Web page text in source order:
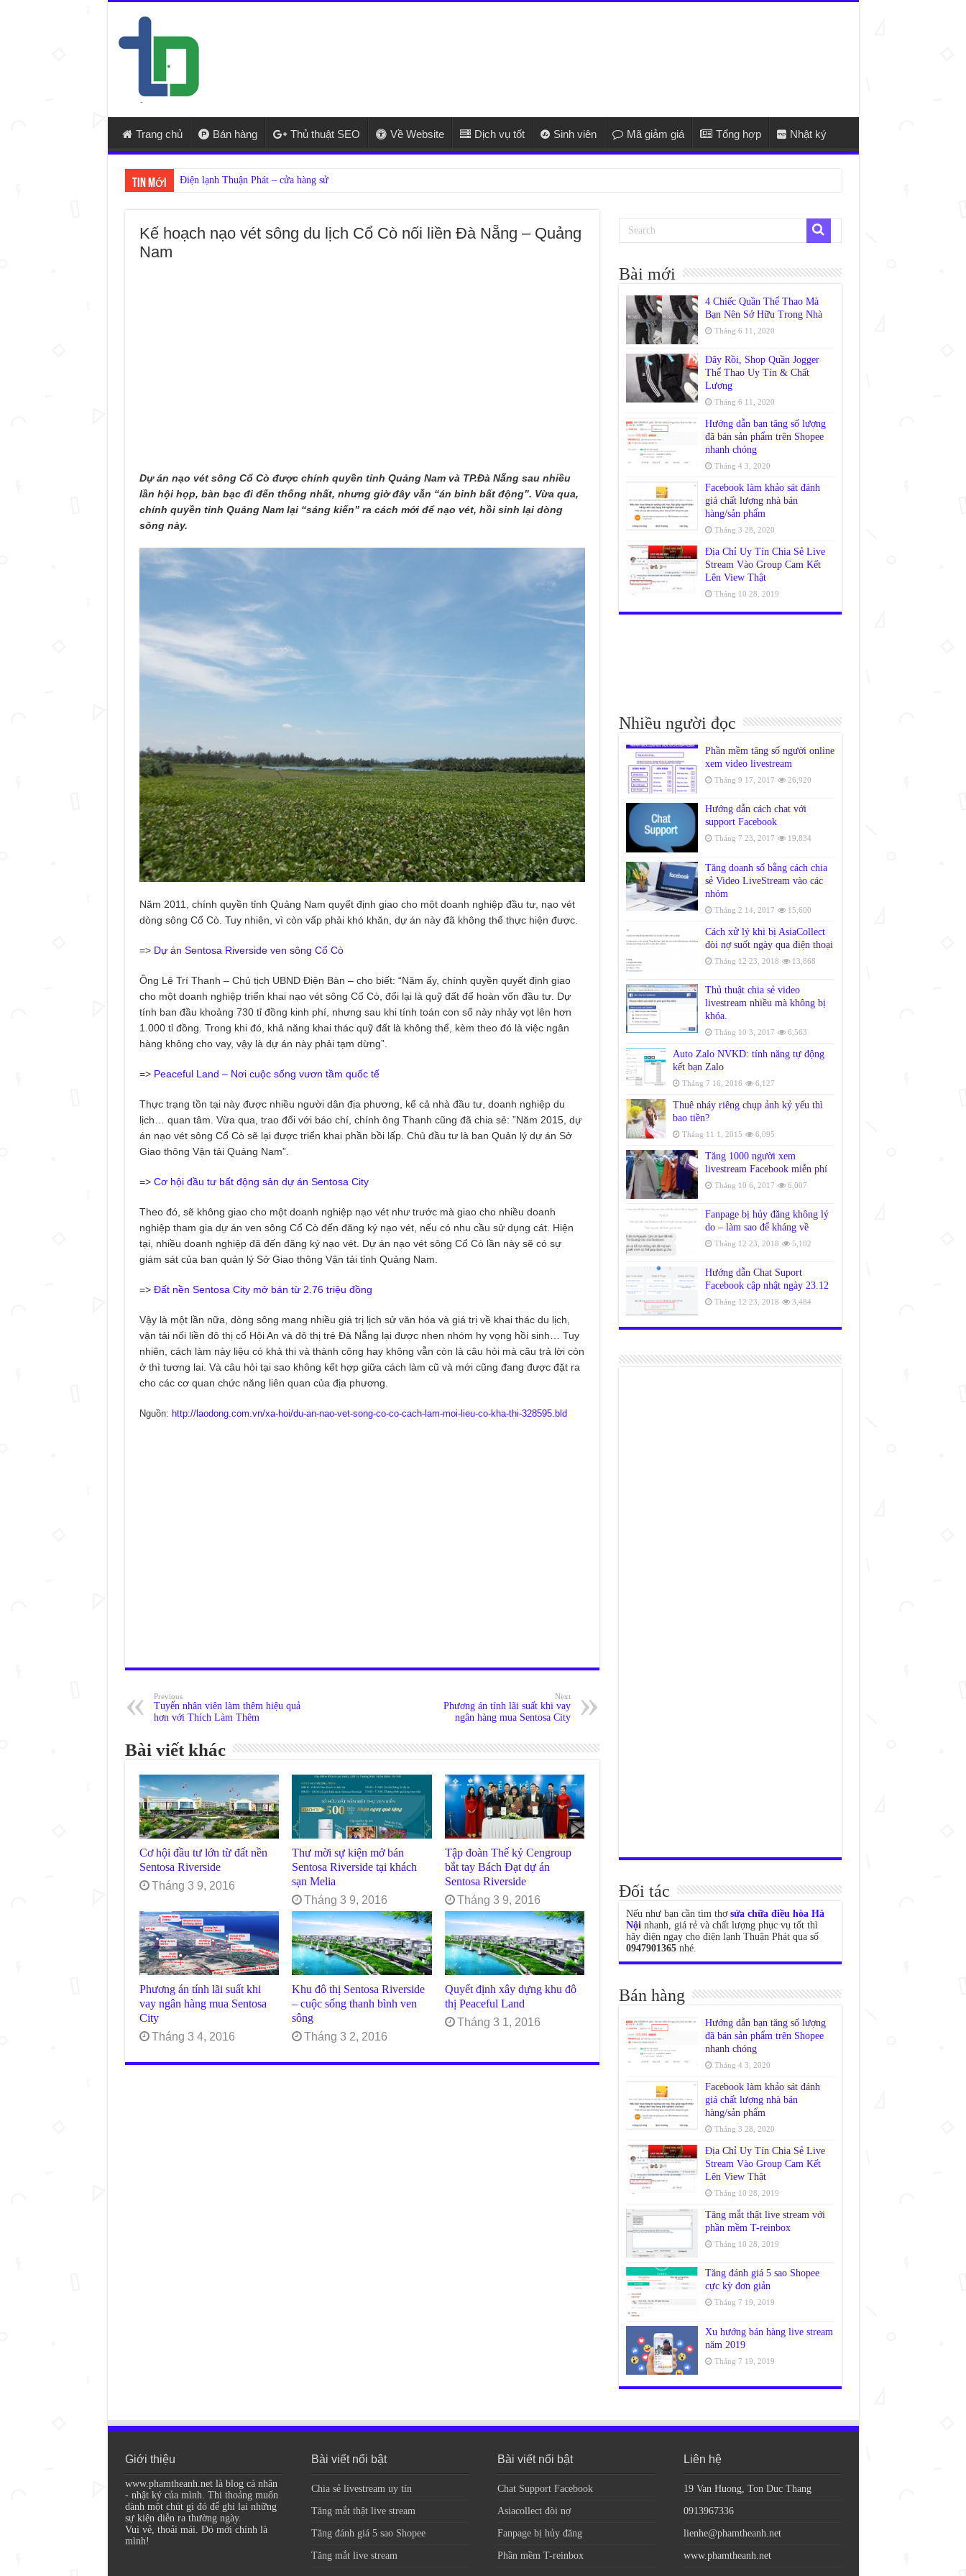
Trang chủ Bán hàng Thủ thuật SEO Về Website Dịch vụ tốt Sinh viên Mã giảm giá Tổng hợp Nhật ký
Tin mới
Kế hoạch nạo vét sông du lịch Cổ Cò nối liền Đà Nẵng – Quảng
Nam
Dự án nạo vét sông Cổ Cò được chính quyền tỉnh Quảng Nam và TP.Đà Nẵng sau nhiều
lần hội họp, bàn bạc đi đến thống nhất, nhưng giờ đây vẫn “án binh bất động”. Vừa qua,
chính quyền tỉnh Quảng Nam lại “sáng kiến” ra cách mới để nạo vét, hồi sinh lại dòng
sông này.
Năm 2011, chính quyền tỉnh Quảng Nam quyết định giao cho một doanh nghiệp đầu tư, nạo vét
dòng sông Cổ Cò. Tuy nhiên, vì còn vấp phải khó khăn, dự án này đã không thể thực hiện được.
=> Dự án Sentosa Riverside ven sông Cổ Cò
Ông Lê Trí Thanh – Chủ tịch UBND Điện Bàn – cho biết: “Năm ấy, chính quyền quyết định giao
cho một doanh nghiệp triển khai nạo vét sông Cổ Cò, đổi lại là quỹ đất để hoàn vốn đầu tư. Dự
tính ban đầu khoảng 730 tỉ đồng kinh phí, nhưng sau khi tính toán con số này nhảy vọt lên hơn
1.000 tỉ đồng. Trong khi đó, khả năng khai thác quỹ đất là không thể, kèm theo đó là việc ngân
hàng không cho vay, vậy là dự án này phải tạm dừng”.
=> Peaceful Land – Nơi cuộc sống vươn tầm quốc tế
Thực trạng tồn tại này được nhiều người dân địa phương, kể cả nhà đầu tư, doanh nghiệp du
lịch… quan tâm. Vừa qua, trao đổi với báo chí, chính ông Thanh cũng đã chia sẻ: ”Năm 2015, dự
án nạo vét sông Cổ Cò sẽ lại được triển khai phần bồi lấp. Chủ đầu tư là ban Quản lý dự án Sở
Giao thông Vận tải Quảng Nam”.
=> Cơ hội đầu tư bất động sản dự án Sentosa City
Theo đó, sẽ không giao cho một doanh nghiệp nạo vét như trước mà giao cho nhiều doanh
nghiệp tham gia dự án ven sông Cổ Cò đến đăng ký nạo vét, nếu có nhu cầu sử dụng cát. Hiện
tại, nhiều doanh nghiệp đã đến đăng ký nạo vét. Dự án nạo vét sông Cổ Cò lần này sẽ có sự
giám sát của ban quản lý Sở Giao thông Vận tải tỉnh Quảng Nam.
=> Đất nền Sentosa City mở bán từ 2.76 triệu đồng
Vậy là một lần nữa, dòng sông mang nhiều giá trị lịch sử văn hóa và giá trị về khai thác du lịch,
vận tải nối liền đô thị cổ Hội An và đô thị trẻ Đà Nẵng lại được nhen nhóm hy vọng hồi sinh… Tuy
nhiên, cách làm này liệu có khả thi và thành công hay không vẫn còn là câu hỏi mà câu trả lời còn
ở thì tương lai. Và câu hỏi tại sao không kết hợp giữa cách làm cũ và mới cũng đang được đặt ra
cho các cơ quan chức năng liên quan của địa phương.
Nguồn: http://laodong.com.vn/xa-hoi/du-an-nao-vet-song-co-co-cach-lam-moi-lieu-co-kha-thi-328595.bld
Previous
Tuyển nhân viên làm thêm hiệu quả
hơn với Thích Làm Thêm
Next
Phương án tính lãi suất khi vay
ngân hàng mua Sentosa City
Bài viết khác
Cơ hội đầu tư lớn từ đất nền
Sentosa Riverside
Tháng 3 9, 2016
Thư mời sự kiện mở bán
Sentosa Riverside tại khách
sạn Melia
Tháng 3 9, 2016
Tập đoàn Thế kỷ Cengroup
bắt tay Bách Đạt dự án
Sentosa Riverside
Tháng 3 9, 2016
Phương án tính lãi suất khi
vay ngân hàng mua Sentosa
City
Tháng 3 4, 2016
Khu đô thị Sentosa Riverside
– cuộc sống thanh bình ven
sông
Tháng 3 2, 2016
Quyết định xây dựng khu đô
thị Peaceful Land
Tháng 3 1, 2016
Bài mới
4 Chiếc Quần Thể Thao Mà
Bạn Nên Sở Hữu Trong Nhà
Tháng 6 11, 2020
Đây Rồi, Shop Quần Jogger
Thể Thao Uy Tín & Chất
Lượng
Tháng 6 11, 2020
Hướng dẫn bạn tăng số lượng
đã bán sản phẩm trên Shopee
nhanh chóng
Tháng 4 3, 2020
Facebook làm khảo sát đánh
giá chất lượng nhà bán
hàng/sản phẩm
Tháng 3 28, 2020
Địa Chỉ Uy Tín Chia Sẻ Live
Stream Vào Group Cam Kết
Lên View Thật
Tháng 10 28, 2019
Nhiều người đọc
Phần mềm tăng số người online
xem video livestream
Tháng 9 17, 2017 26,920
Hướng dẫn cách chat với
support Facebook
Tháng 7 23, 2017 19,834
Tăng doanh số bằng cách chia
sẻ Video LiveStream vào các
nhóm
Tháng 2 14, 2017 15,600
Cách xử lý khi bị AsiaCollect
đòi nợ suốt ngày qua điện thoại
Tháng 12 23, 2018 13,868
Thủ thuật chia sẻ video
livestream nhiều mà không bị
khóa.
Tháng 10 3, 2017 6,563
Auto Zalo NVKD: tính năng tự động
kết bạn Zalo
Tháng 7 16, 2016 6,127
Thuê nháy riêng chụp ảnh kỷ yếu thì
bao tiền?
Tháng 11 1, 2015 6,095
Tăng 1000 người xem
livestream Facebook miễn phí
Tháng 10 6, 2017 6,007
Fanpage bị hủy đăng không lý
do – làm sao để kháng về
Tháng 12 23, 2018 5,102
Hướng dẫn Chat Suport
Facebook cập nhật ngày 23.12
Tháng 12 23, 2018 3,484
Đối tác
Nếu như bạn cần tìm thợ sửa chữa điều hòa Hà
Nộinhanh, giá rẻ và chất lượng phục vụ tốt thì
hãy điện ngay cho điện lạnh Thuận Phát qua số
0947901365nhé.
Bán hàng
Hướng dẫn bạn tăng số lượng
đã bán sản phẩm trên Shopee
nhanh chóng
Tháng 4 3, 2020
Facebook làm khảo sát đánh
giá chất lượng nhà bán
hàng/sản phẩm
Tháng 3 28, 2020
Địa Chỉ Uy Tín Chia Sẻ Live
Stream Vào Group Cam Kết
Lên View Thật
Tháng 10 28, 2019
Tăng mắt thật live stream với
phần mềm T-reinbox
Tháng 10 28, 2019
Tăng đánh giá 5 sao Shopee
cực kỳ đơn giản
Tháng 7 19, 2019
Xu hướng bán hàng live stream
năm 2019
Tháng 7 19, 2019
Giới thiệu
www.phamtheanh.net là blog cá nhân
- nhật ký của mình. Thi thoảng muốn
dành một chút gì đó để ghi lại những
sự kiện diễn ra thường ngày.
Vui vẻ, thoải mái. Đó mới chính là
mình!
Bài viết nổi bật
Chia sẻ livestream uy tín
Tăng mắt thật live stream
Tăng đánh giá 5 sao Shopee
Tăng mắt live stream
Bài viết nổi bật
Chat Support Facebook
Asiacollect đòi nợ
Fanpage bị hủy đăng
Phần mềm T-reinbox
Liên hệ
19 Van Huong, Ton Duc Thang
0913967336
lienhe@phamtheanh.net
www.phamtheanh.net